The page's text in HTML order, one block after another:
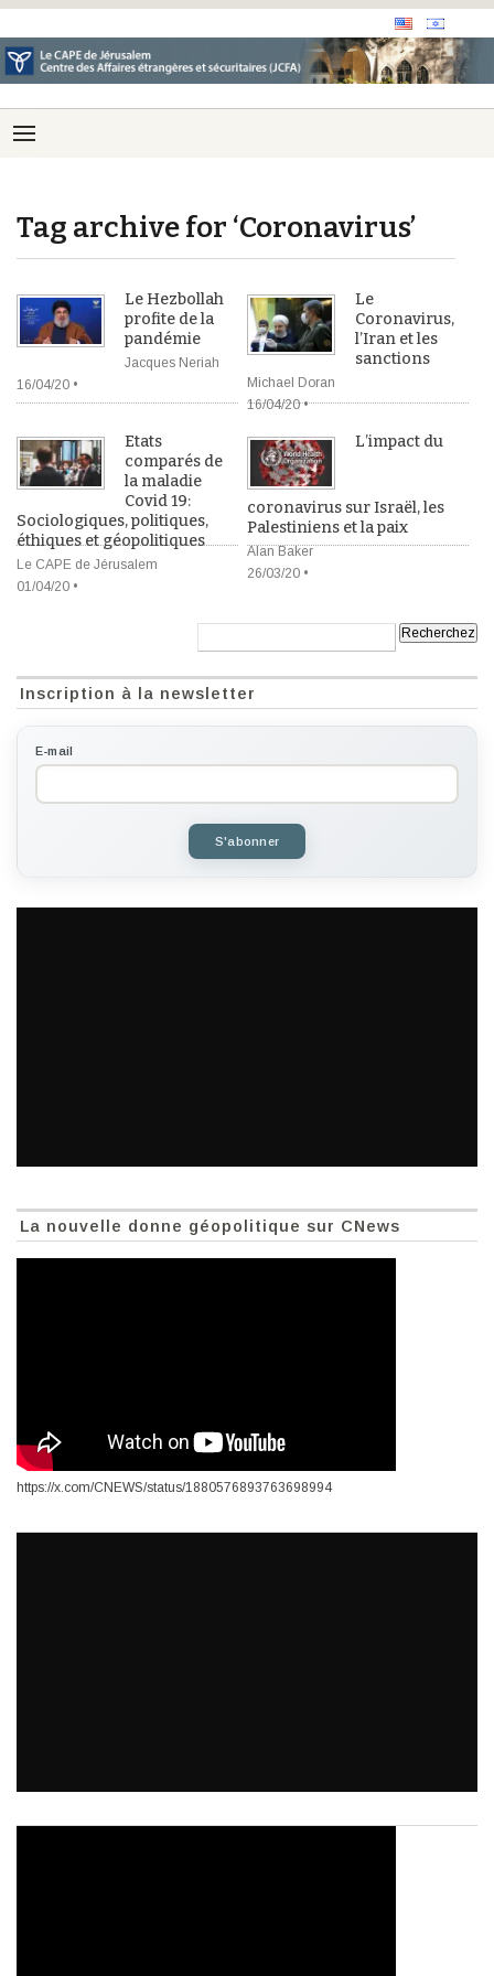
Tag archive for ‘Coronavirus’
Le Hezbollah
profite de la
pandémie
Jacques Neriah
16/04/20 •
Le
Coronavirus,
l’Iran et les
sanctions
Michael Doran
16/04/20 •
Etats
comparés de
la maladie
Covid 19:
Sociologiques, politiques,
éthiques et géopolitiques
Le CAPE de Jérusalem
01/04/20 •
L’impact du
coronavirus sur Israël, les
Palestiniens et la paix
Alan Baker
26/03/20 •
Inscription à la newsletter
E-mail
S'abonner
La nouvelle donne géopolitique sur CNews
https://x.com/CNEWS/status/1880576893763698994